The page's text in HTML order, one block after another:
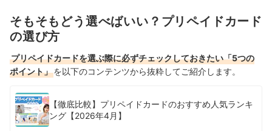
そもそもどう選べばいい？プリペイドカード
の選び方
プリペイドカードを選ぶ際に必ずチェックしておきたい「5つの
ポイント」を以下のコンテンツから抜粋してご紹介します。
【徹底比較】プリペイドカードのおすすめ人気ランキ
ング【2026年4月】